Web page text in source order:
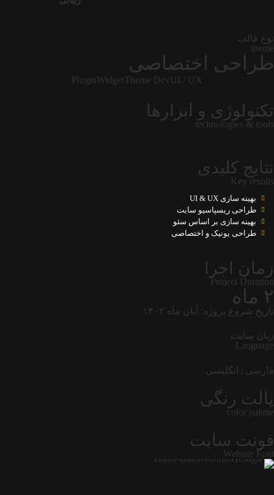
نوع قالب
theme
طراحی اختصاصی
UI / UX
Theme Dev
Widget
Plugin
تکنولوژی و ابزارها
technologies & tools
نتایج کلیدی
Key results
بهینه سازی UI & UX
طراحی ریسپاسیو سایت
بهینه سازی بر اساس سئو
طراحی یونیک و اختصاصی
زمان اجرا
Project Duration
۲ ماه
تاریخ شروع پروژه: آبان ماه ۱۴۰۲
زبان سایت
Language
فارسی | انگلیسی
پالت رنگی
color palette
فونت سایت
Website Font